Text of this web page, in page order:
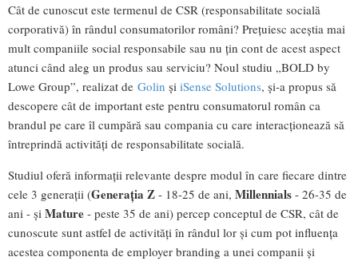
Cât de cunoscut este termenul de CSR (responsabilitate socială
corporativă) în rândul consumatorilor români? Prețuiesc aceștia mai
mult companiile social responsabile sau nu țin cont de acest aspect
atunci când aleg un produs sau serviciu? Noul studiu „BOLD by
Lowe Group”, realizat de Golin și iSense Solutions, și-a propus să
descopere cât de important este pentru consumatorul român ca
brandul pe care îl cumpără sau compania cu care interacționează să
întreprindă activități de responsabilitate socială.
Studiul oferă informații relevante despre modul în care fiecare dintre
cele 3 generații (Generația Z - 18-25 de ani, Millennials - 26-35 de
ani - și Mature - peste 35 de ani) percep conceptul de CSR, cât de
cunoscute sunt astfel de activități în rândul lor și cum pot influența
acestea componenta de employer branding a unei companii și